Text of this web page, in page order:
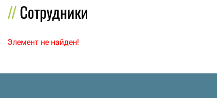
Сотрудники
Элемент не найден!